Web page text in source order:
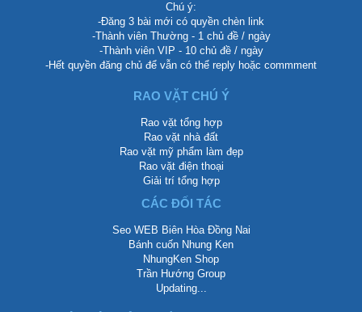
Chú ý:
-Đăng 3 bài mới có quyền chèn link
-Thành viên Thường - 1 chủ đề / ngày
-Thành viên VIP - 10 chủ đề / ngày
-Hết quyền đăng chủ để vẫn có thể reply hoặc commment
RAO VẶT CHÚ Ý
Rao vặt tổng hợp
Rao vặt nhà đất
Rao vặt mỹ phẩm làm đẹp
Rao vặt điện thoại
Giải trí tổng hợp
CÁC ĐỐI TÁC
Seo WEB Biên Hòa Đồng Nai
Bánh cuốn Nhung Ken
NhungKen Shop
Trần Hướng Group
Updating...